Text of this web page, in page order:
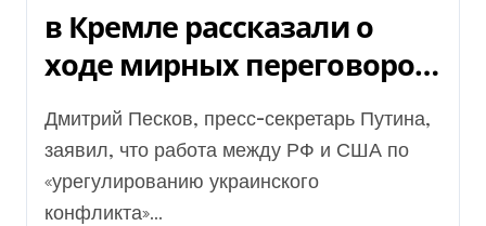
в Кремле рассказали о
ходе мирных переговоров
между Россией и
Украиной
Дмитрий Песков, пресс-секретарь Путина,
заявил, что работа между РФ и США по
«урегулированию украинского
конфликта»...